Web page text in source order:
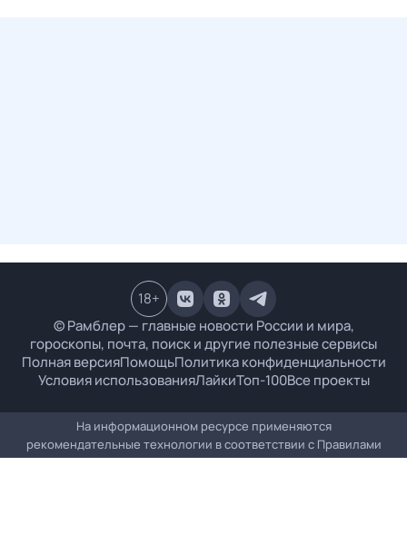
© Рамблер — главные новости России и мира,
гороскопы, почта, поиск и другие полезные сервисы
Полная версияПомощьПолитика конфиденциальности
Условия использованияЛайкиТоп-100Все проекты
18+
На информационном ресурсе применяются
рекомендательные технологии в соответствии с Правилами